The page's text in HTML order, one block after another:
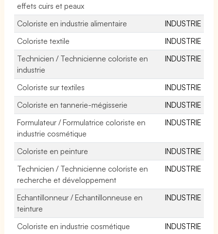
effets cuirs et peaux
Coloriste en industrie alimentaire
INDUSTRIE
Coloriste textile
INDUSTRIE
Technicien / Technicienne coloriste en
industrie
INDUSTRIE
Coloriste sur textiles
INDUSTRIE
Coloriste en tannerie-mégisserie
INDUSTRIE
Formulateur / Formulatrice coloriste en
industrie cosmétique
INDUSTRIE
Coloriste en peinture
INDUSTRIE
Technicien / Technicienne coloriste en
recherche et développement
INDUSTRIE
Echantillonneur / Echantillonneuse en
teinture
INDUSTRIE
Coloriste en industrie cosmétique INDUSTRIE